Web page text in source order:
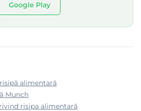
Google Play
alimentară
Munch
risipa alimentară